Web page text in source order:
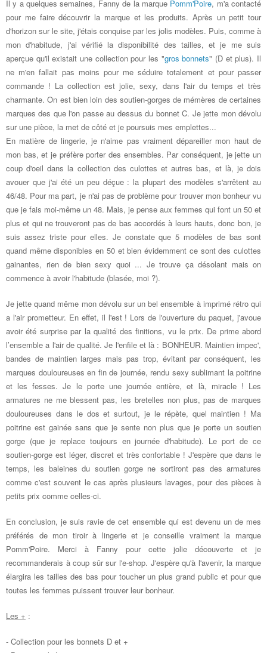
Il y a quelques semaines, Fanny de la marquePomm'Poire, m'a contacté
pour me faire découvrir la marque et les produits. Après un petit tour
d'horizon sur le site, j'étais conquise par les jolis modèles. Puis, comme à
mon d'habitude, j'ai vérifié la disponibilité des tailles, et je me suis
aperçue qu'il existait une collection pour les "gros bonnets" (D et plus). Il
ne m'en fallait pas moins pour me séduire totalement et pour passer
commande ! La collection est jolie, sexy, dans l'air du temps et très
charmante. On est bien loin des soutien-gorges de mémères de certaines
marques des que l'on passe au dessus du bonnet C. Je jette mon dévolu
sur une pièce, la met de côté et je poursuis mes emplettes...
En matière de lingerie, je n'aime pas vraiment dépareiller mon haut de
mon bas, et je préfère porter des ensembles. Par conséquent, je jette un
coup d'oeil dans la collection des culottes et autres bas, et là, je dois
avouer que j'ai été un peu déçue : la plupart des modèles s'arrêtent au
46/48. Pour ma part, je n'ai pas de problème pour trouver mon bonheur vu
que je fais moi-même un 48. Mais, je pense aux femmes qui font un 50 et
plus et qui ne trouveront pas de bas accordés à leurs hauts, donc bon, je
suis assez triste pour elles. Je constate que 5 modèles de bas sont
quand même disponibles en 50 et bien évidemment ce sont des culottes
gainantes, rien de bien sexy quoi ... Je trouve ça désolant mais on
commence à avoir l'habitude (blasée, moi ?).
Je jette quand même mon dévolu sur un bel ensemble à imprimé rétro qui
a l'air prometteur. En effet, il l'est ! Lors de l'ouverture du paquet, j'avoue
avoir été surprise par la qualité des finitions, vu le prix. De prime abord
l’ensemble a l'air de qualité. Je l'enfile et là : BONHEUR. Maintien impec',
bandes de maintien larges mais pas trop, évitant par conséquent, les
marques douloureuses en fin de journée, rendu sexy sublimant la poitrine
et les fesses. Je le porte une journée entière, et là, miracle ! Les
armatures ne me blessent pas, les bretelles non plus, pas de marques
douloureuses dans le dos et surtout, je le répète, quel maintien ! Ma
poitrine est gainée sans que je sente non plus que je porte un soutien
gorge (que je replace toujours en journée d'habitude). Le port de ce
soutien-gorge est léger, discret et très confortable ! J'espère que dans le
temps, les baleines du soutien gorge ne sortiront pas des armatures
comme c'est souvent le cas après plusieurs lavages, pour des pièces à
petits prix comme celles-ci.
En conclusion, je suis ravie de cet ensemble qui est devenu un de mes
préférés de mon tiroir à lingerie et je conseille vraiment la marque
Pomm'Poire. Merci à Fanny pour cette jolie découverte et je
recommanderais à coup sûr sur l'e-shop. J'espère qu'à l'avenir, la marque
élargira les tailles des bas pour toucher un plus grand public et pour que
toutes les femmes puissent trouver leur bonheur.
Les + :
- Collection pour les bonnets D et +